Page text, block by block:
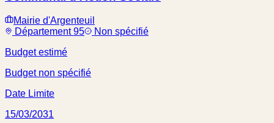
Mairie d'Argenteuil
Département 95
Non spécifié
Budget estimé
Budget non spécifié
Date Limite
15/03/2031